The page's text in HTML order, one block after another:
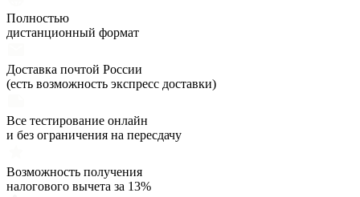
Полностью
дистанционный формат
Доставка почтой России
(есть возможность экспресс доставки)
Все тестирование онлайн
и без ограничения на пересдачу
Возможность получения
налогового вычета за 13%